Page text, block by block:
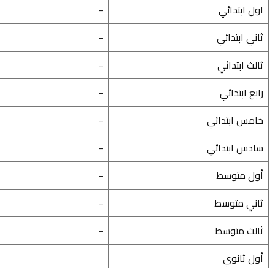
اول ابتدائي
-
ثاني ابتدائي
-
ثالث ابتدائي
-
رابع ابتدائي
-
خامس ابتدائي
-
سادس ابتدائي
-
أول متوسط
-
ثاني متوسط
-
ثالث متوسط
-
أول ثانوي